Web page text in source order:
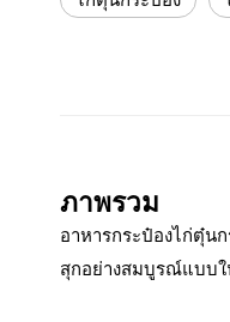
ภาพรวม
อาหารกระป๋องไก่ตุ๋น
สุกอย่างสมบูรณ์แบบใ